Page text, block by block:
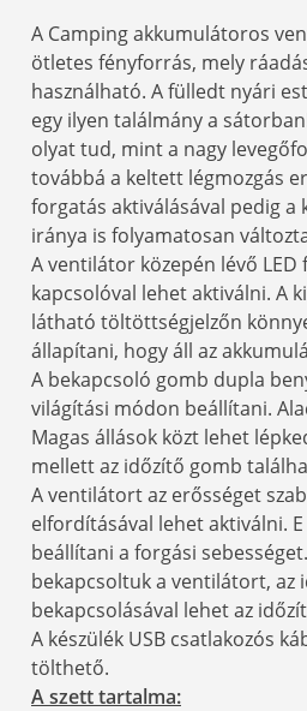
A Camping akkumulátoros
ötletes fényforrás, mely
használható. A fülledt nyári
egy ilyen találmány a
olyat tud, mint a nagy
továbbá a keltett légmozgás
forgatás aktiválásával pedig a
iránya is folyamatosan
A ventilátor közepén lévő LED
kapcsolóval lehet aktiválni. A
látható töltöttségjelzőn
állapítani, hogy áll az
A bekapcsoló gomb dupla
világítási módon beállítani.
Magas állások közt lehet
mellett az időzítő gomb
A ventilátort az erősséget
elfordításával lehet aktiválni.
beállítani a forgási
bekapcsoltuk a ventilátort, az
bekapcsolásával lehet az
A készülék USB csatlakozós
tölthető.
A szett tartalma: